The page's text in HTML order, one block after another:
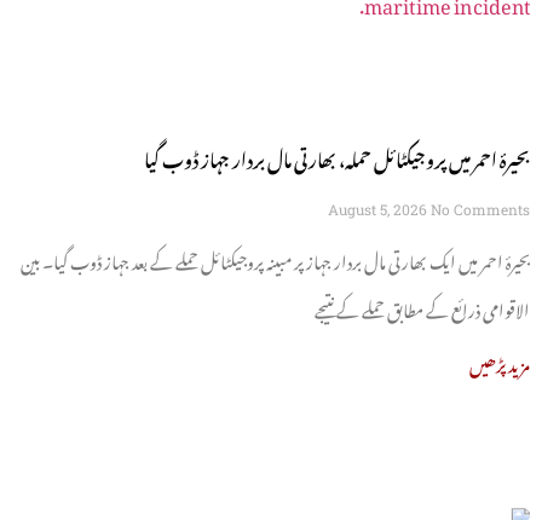
بحیرۂ احمر میں پروجیکٹائل حملہ، بھارتی مال بردار جہاز ڈوب گیا
August 5, 2026 No Comments
بحیرۂ احمر میں ایک بھارتی مال بردار جہاز پر مبینہ پروجیکٹائل حملے کے بعد جہاز ڈوب گیا۔ بین
الاقوامی ذرائع کے مطابق حملے کے نتیجے
مزید پڑھیں